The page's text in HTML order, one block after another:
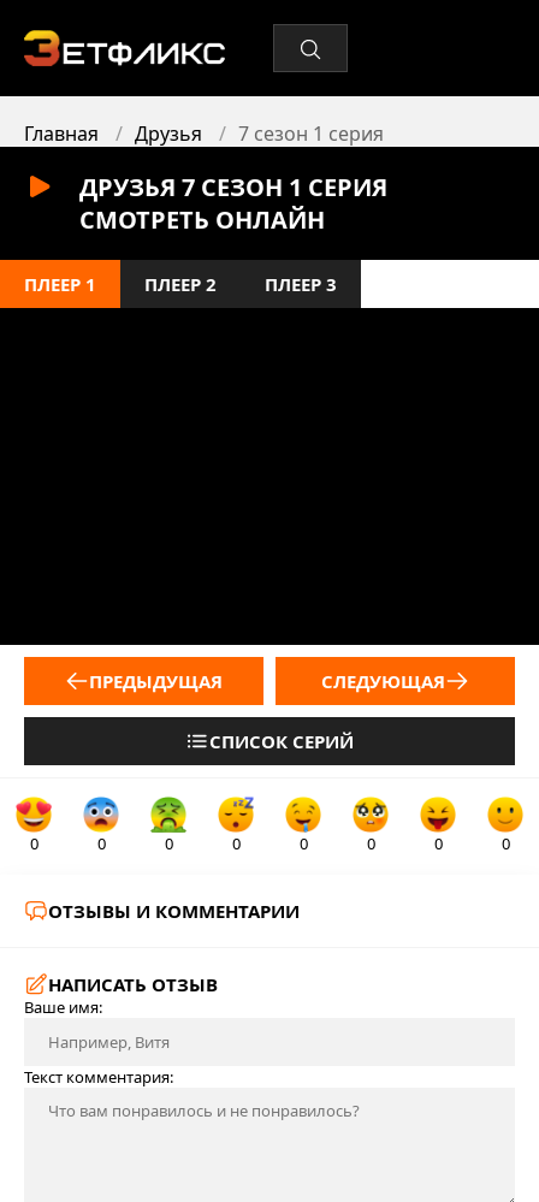
Главная Друзья 7 сезон 1 серия
ДРУЗЬЯ 7 СЕЗОН 1 СЕРИЯ
СМОТРЕТЬ ОНЛАЙН
ПЛЕЕР 1 ПЛЕЕР 2 ПЛЕЕР 3
ПРЕДЫДУЩАЯ
СПИСОК СЕРИЙ
СЛЕДУЮЩАЯ
0 0 0 0 0 0 0 0
ОТЗЫВЫ И КОММЕНТАРИИ
НАПИСАТЬ ОТЗЫВ
Ваше имя:
Текст комментария: